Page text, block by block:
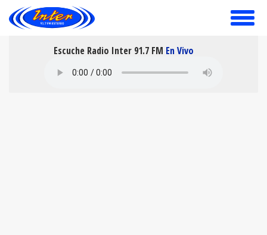
toggle
Escuche Radio Inter 91.7 FM En Vivo